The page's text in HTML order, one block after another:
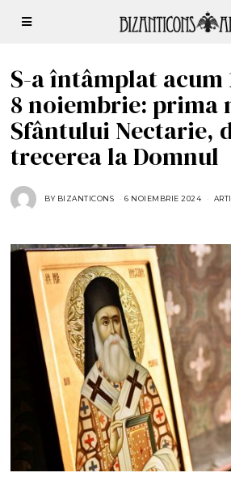
S-a întâmplat acum
8 noiembrie: prima
Sfântului Nectarie,
trecerea la Domnul
BY BIZANTICONS 6 NOIEMBRIE 2024
M
B
R